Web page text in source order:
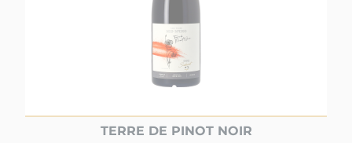
TERRE DE PINOT NOIR